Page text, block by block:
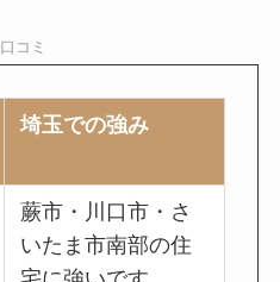
口コミ
埼玉での強み
蕨市・川口市・さ
いたま市南部の住